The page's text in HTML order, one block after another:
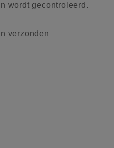
wordt gecontroleerd.
verzonden